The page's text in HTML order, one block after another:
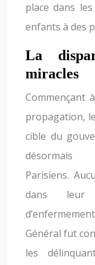
place dans
enfants à des
La
miracles
Commençant
propagation,
cible du
Parisiens.
dans leur
Général fut
les